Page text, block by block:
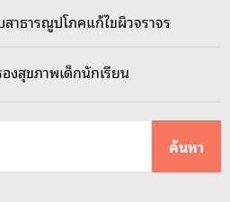
าธารณูปโภคแก้ไขผิวจราจร
งสุขภาพเด็กนักเรียน